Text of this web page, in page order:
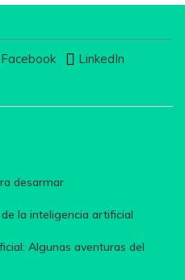
Facebook
LinkedIn
desarmar
la inteligencia artificial
Algunas aventuras del